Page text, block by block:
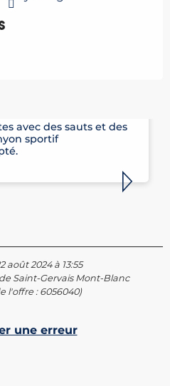
AU BOIS
avec des sauts et des
sportif
août 2024 à 13:55
Saint-Gervais Mont-Blanc
l'offre : 6056040)
une erreur